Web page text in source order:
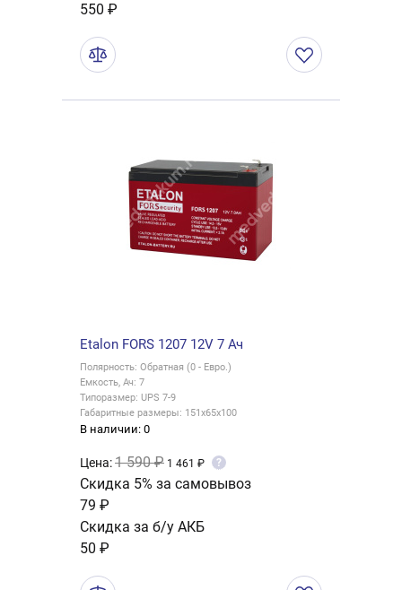
550 ₽
Etalon FORS 1207 12V 7 Ач
Полярность: Обратная (0 - Евро.)
Емкость, Ач: 7
Типоразмер: UPS 7-9
Габаритные размеры: 151x65x100
В наличии: 0
Цена:1 590 ₽ 1 461 ₽ ?
Скидка 5% за самовывоз
79 ₽
Скидка за б/у АКБ
50 ₽